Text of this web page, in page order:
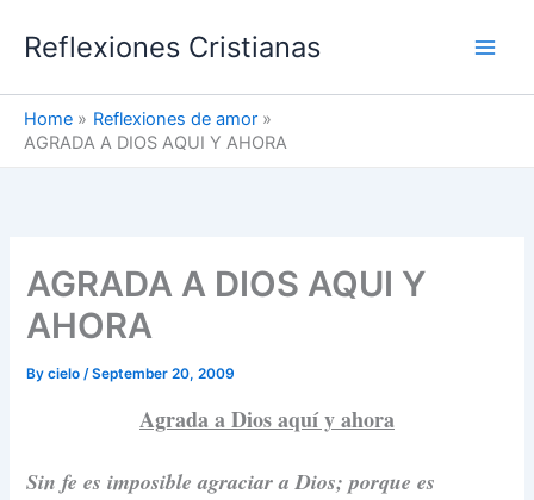
Reflexiones Cristianas
Home
Reflexiones de amor
AGRADA A DIOS AQUI Y AHORA
AGRADA A DIOS AQUI Y
AHORA
Bycielo/September 20, 2009
Agrada a Dios aquí y ahora
Sin fe es imposible agraciar a Dios; porque es